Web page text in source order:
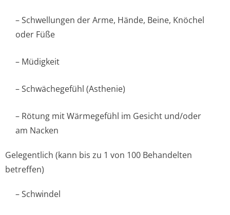
– Schwellungen der Arme, Hände, Beine, Knöchel
oder Füße
– Müdigkeit
– Schwächegefühl (Asthenie)
– Rötung mit Wärmegefühl im Gesicht und/oder
am Nacken
Gelegentlich (kann bis zu 1 von 100 Behandelten
betreffen)
– Schwindel